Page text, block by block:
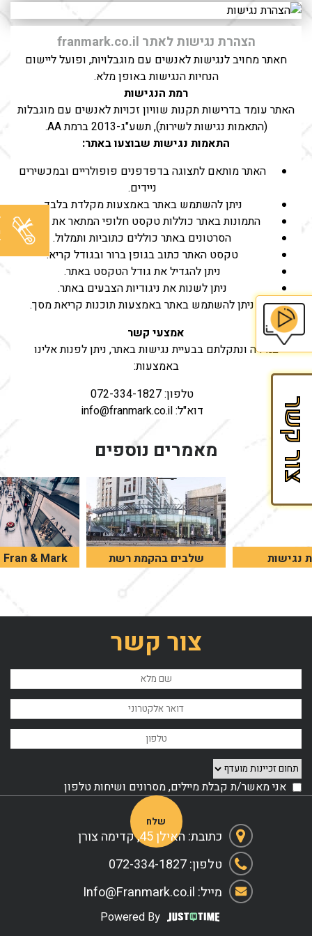
הצהרת נגישות לאתר franmark.co.il
חאתר מחויב לנגישות לאנשים עם מוגבלויות, ופועל ליישום
הנחיות הנגישות באופן מלא.
רמת הנגישות
האתר עומד בדרישות תקנות שוויון זכויות לאנשים עם מוגבלות
(התאמות נגישות לשירות), תשע"ג-2013 ברמת AA.
התאמות נגישות שבוצעו באתר:
האתר מותאם לתצוגה בדפדפנים פופולריים ובמכשירים
ניידים.
ניתן להשתמש באתר באמצעות מקלדת בלבד.
התמונות באתר כוללות טקסט חלופי המתאר את תוכנן.
הסרטונים באתר כוללים כתוביות ותמלול.
טקסט האתר כתוב בגופן ברור ובגודל קריא.
ניתן להגדיל את גודל הטקסט באתר.
ניתן לשנות את ניגודיות הצבעים באתר.
ניתן להשתמש באתר באמצעות תוכנות קריאת מסך.
אמצעי קשר
במידה ונתקלתם בבעיית נגישות באתר, ניתן לפנות אלינו
באמצעות:
טלפון: 072-334-1827
דוא"ל: info@franmark.co.il
מאמרים נוספים
נגישות שלבים בהקמת רשת
צור קשר
אני מאשר/ת קבלת מיילים, מסרונים ושיחות טלפון
Please leave this field empty.
כתובת: האילן 45, קדימה צורן
טלפון: 072-334-1827
מייל: Info@Franmark.co.il
Powered By
בית
הספר
לזכיינות
של
Fran&Mark
צור קשר